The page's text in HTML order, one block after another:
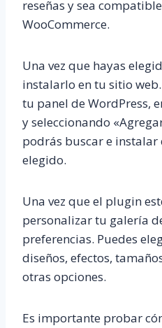
reseñas y sea
WooCommerce.
Una vez que hayas
instalarlo en tu sitio
tu panel de WordPress,
y seleccionando
podrás buscar e
elegido.
Una vez que el plugin
personalizar tu galería
preferencias. Puedes
diseños, efectos,
otras opciones.
Es importante probar